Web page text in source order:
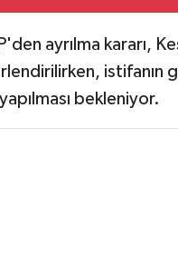
ayrılma kararı,
istifanın
bekleniyor.